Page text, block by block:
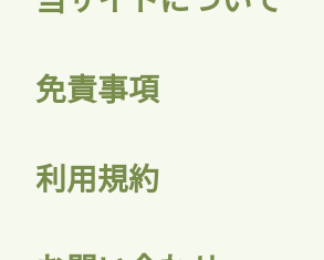
免責事項
利用規約